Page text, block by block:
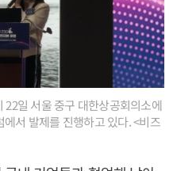
일 서울 중구 대한상공회의소에
서 발제를 진행하고 있다. <비즈